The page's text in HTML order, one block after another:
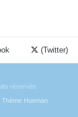
(Twitter)
réservés.
Thème Hueman